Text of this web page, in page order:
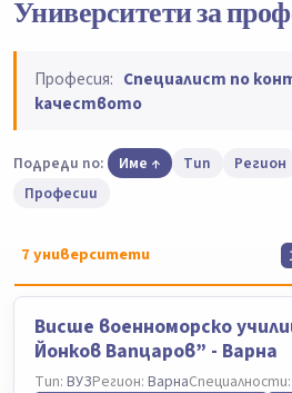
Университети за
Професия: Специалист по
качеството
Подреди по: Име Тип Регион
Професии
7университети
Висше военноморско
Йонков Вапцаров” - Варна
Тип: ВУЗРегион: ВарнаСпециалности: